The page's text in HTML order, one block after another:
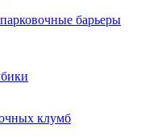
барьеры
клумб